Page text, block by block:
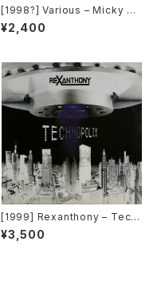
[1998?] Various – Micky Re
cords Vol.41 [Micky Recor
ds.][PROMO]
¥2,400
[1999] Rexanthony – Tech
nopolis [Franton]
¥3,500